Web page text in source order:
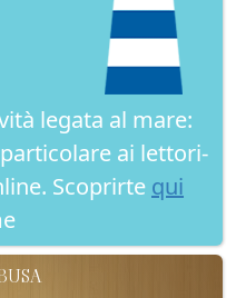
legata al mare:
ai lettori-
Scoprirte qui